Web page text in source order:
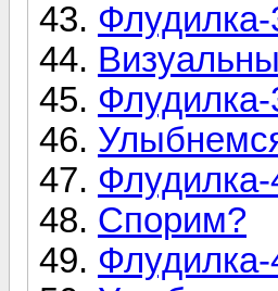
Флудилка-
Флудилка-
Флудилка-
Спорим?
Флудилка-